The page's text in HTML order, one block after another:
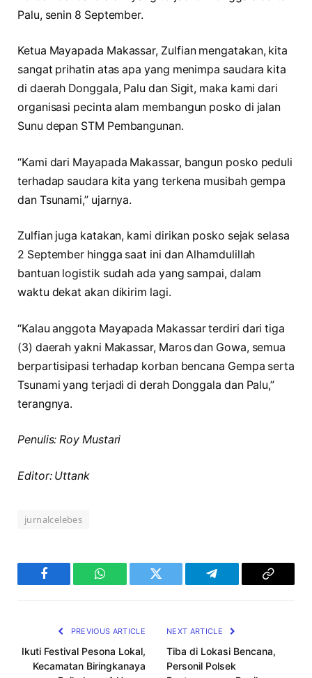
Palu, senin 8 September.
Ketua Mayapada Makassar, Zulfian mengatakan, kita
sangat prihatin atas apa yang menimpa saudara kita
di daerah Donggala, Palu dan Sigit, maka kami dari
organisasi pecinta alam membangun posko di jalan
Sunu depan STM Pembangunan.
“Kami dari Mayapada Makassar, bangun posko peduli
terhadap saudara kita yang terkena musibah gempa
dan Tsunami,” ujarnya.
Zulfian juga katakan, kami dirikan posko sejak selasa
2 September hingga saat ini dan Alhamdulillah
bantuan logistik sudah ada yang sampai, dalam
waktu dekat akan dikirim lagi.
“Kalau anggota Mayapada Makassar terdiri dari tiga
(3) daerah yakni Makassar, Maros dan Gowa, semua
berpartisipasi terhadap korban bencana Gempa serta
Tsunami yang terjadi di derah Donggala dan Palu,”
terangnya.
Penulis: Roy Mustari
Editor: Uttank
jurnalcelebes
Facebook WhatsAppTwitter Telegram
Copy
PREVIOUS ARTICLE
Ikuti Festival Pesona Lokal,
Kecamatan Biringkanaya
NEXT ARTICLE
Tiba di Lokasi Bencana,
Personil Polsek